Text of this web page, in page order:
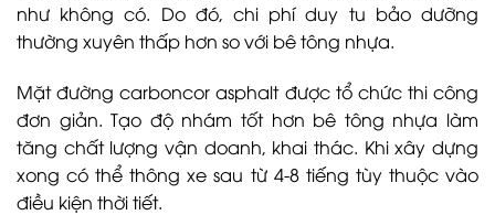
như không có. Do đó, chi phí duy tu bảo dưỡng
thường xuyên thấp hơn so với bê tông nhựa.
Mặt đường carboncor asphalt được tổ chức thi công
đơn giản. Tạo độ nhám tốt hơn bê tông nhựa làm
tăng chất lượng vận doanh, khai thác. Khi xây dựng
xong có thể thông xe sau từ 4-8 tiếng tùy thuộc vào
điều kiện thời tiết.